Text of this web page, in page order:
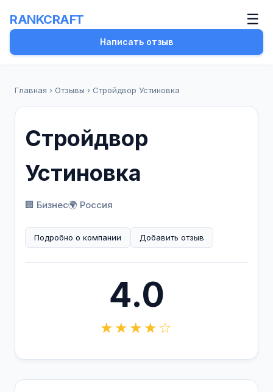
RANKCRAFT ☰
Написать отзыв
Главная › Отзывы › Стройдвор Устиновка
Стройдвор
Устиновка
🏢 Бизнес🌍 Россия
Подробно о компании Добавить отзыв
4.0
★★★★☆